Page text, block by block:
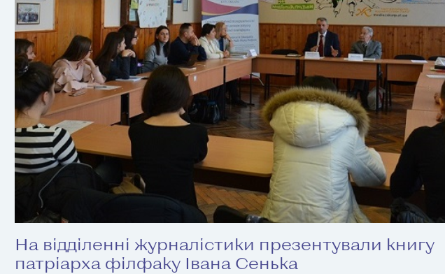
На відділенні журналістики презентували книгу
патріарха філфаку Івана Сенька